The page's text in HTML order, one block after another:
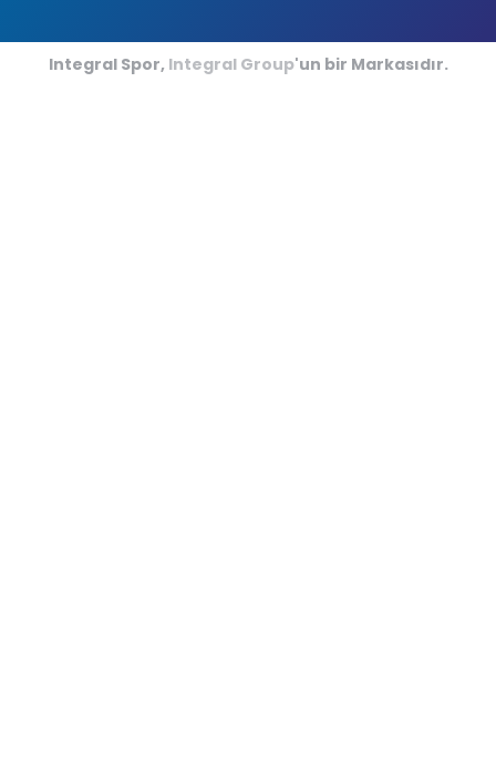
Kriket Sahaları
Integral Spor, Integral Group'un bir Markasıdır.